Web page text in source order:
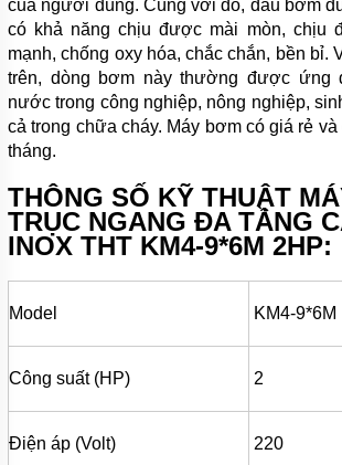
GIẾNG
KHOAN
MÁY
BƠM
NƯỚC
CÔNG
NGHIỆP
BƠM
NƯỚC
CÔNG
NGHIỆP
QUỐC
MÁY
RỜI
MÁY
BƠM
của người dùng. Cùng với đó, đầu bơm
có khả năng chịu được mài mòn, chịu
mạnh, chống oxy hóa, chắc chắn, bền bỉ.
trên, dòng bơm này thường được ứng
nước trong công nghiệp, nông nghiệp,
cả trong chữa cháy. Máy bơm có giá rẻ
tháng.
THÔNG SỐ KỸ THUẬT
TRỤC NGANG ĐA TẦNG
INOX THT KM4-9*6M 2HP:
Model KM4-9*6M
Công suất (HP) 2
Điện áp (Volt) 220